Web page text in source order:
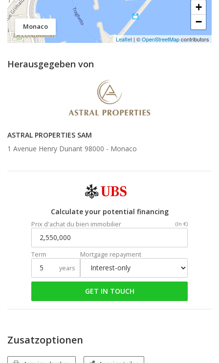
Monaco
+
−
Leaflet | ©OpenStreetMapcontributors
Herausgegeben von
ASTRAL PROPERTIES SAM
1 Avenue Henry Dunant 98000 - Monaco
Calculate your potential financing
Prix d'achat du bien immobilier (In €)
Term
years
Mortgage repayment
GET IN TOUCH
Zusatzoptionen